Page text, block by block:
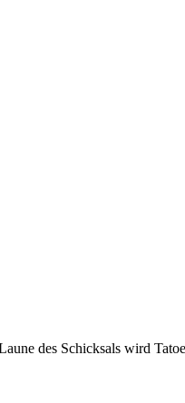
des Schicksals wird